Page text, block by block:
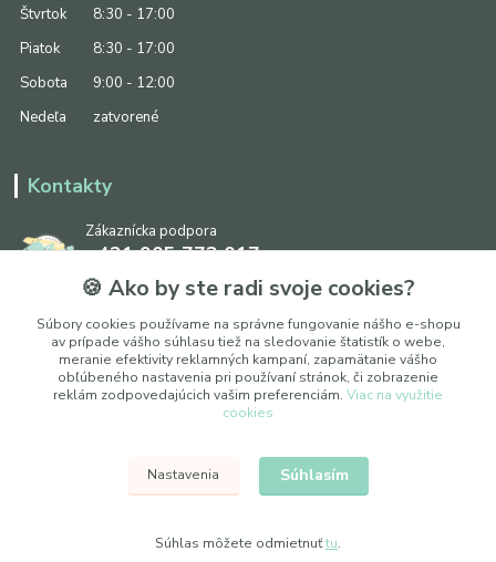
Štvrtok
8:30 - 17:00
Piatok
8:30 - 17:00
Sobota
9:00 - 12:00
Nedeľa
zatvorené
Kontakty
Zákaznícka podpora
+421 905 773 017
(Po-Pia, 8:30 - 17:00, So: 9:00 - 12:00)
info@ipapier.sk
Upraviť nastavenia cookies
© 2025 WOXY, s. r. o.
🍪 Ako by ste radi svoje cookies?
Súbory cookies používame na správne fungovanie nášho e-shopu
av prípade vášho súhlasu tiež na sledovanie štatistík o webe,
meranie efektivity reklamných kampaní, zapamätanie vášho
obľúbeného nastavenia pri používaní stránok, či zobrazenie
reklám zodpovedajúcich vašim preferenciám. Viac na využitie
cookies
Nastavenia Súhlasím
Súhlas môžete odmietnuťtu.